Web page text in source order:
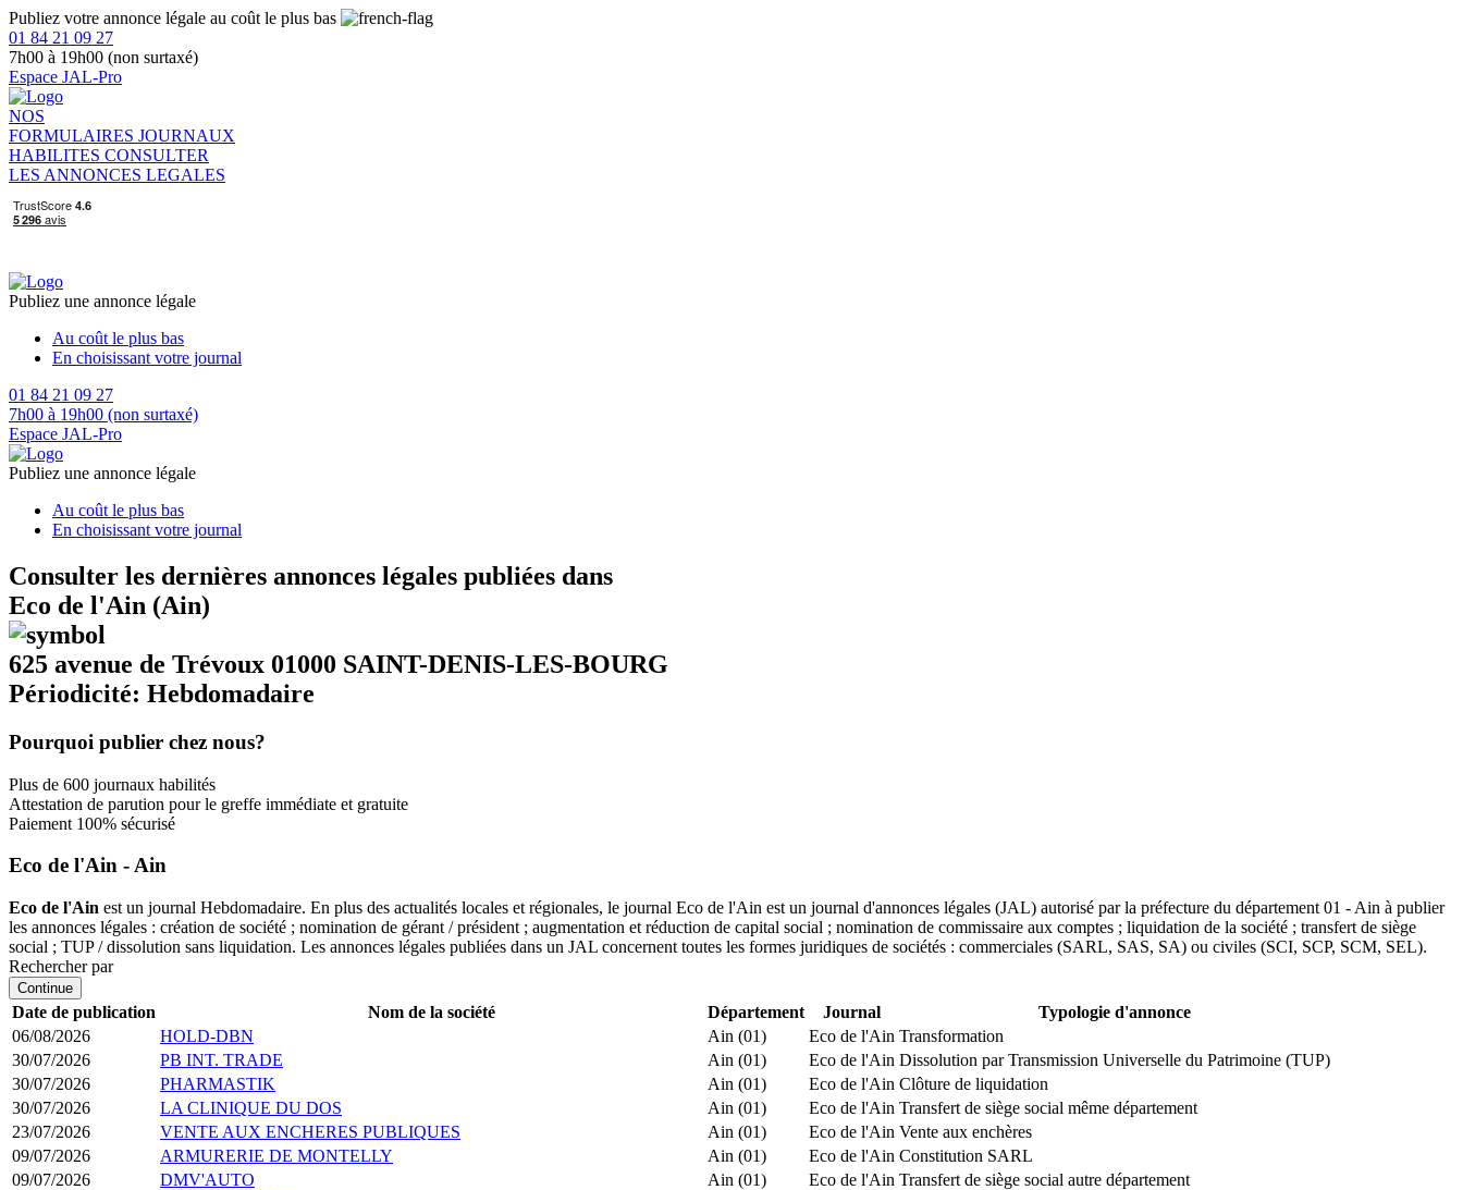
Publiez votre annonce légale au coût le plus bas
01 84 21 09 27
7h00 à 19h00 (non surtaxé)
Espace JAL-Pro
NOS
FORMULAIRES JOURNAUX
HABILITES CONSULTER
LES ANNONCES LEGALES
Publiez une annonce légale
Au coût le plus bas
En choisissant votre journal
01 84 21 09 27
7h00 à 19h00 (non surtaxé)
Espace JAL-Pro
Publiez une annonce légale
Au coût le plus bas
En choisissant votre journal
Consulter les dernières annonces légales publiées dans
Eco de l'Ain (Ain)
625 avenue de Trévoux 01000 SAINT-DENIS-LES-BOURG
Périodicité: Hebdomadaire
Pourquoi publier chez nous?
Plus de 600 journaux habilités
Attestation de parution pour le greffe immédiate et gratuite
Paiement 100% sécurisé
Eco de l'Ain - Ain
Eco de l'Ain est un journal Hebdomadaire. En plus des actualités locales et régionales, le journal Eco de l'Ain est un journal d'annonces légales (JAL) autorisé par la préfecture du département 01 - Ain à publier
les annonces légales : création de société ; nomination de gérant / président ; augmentation et réduction de capital social ; nomination de commissaire aux comptes ; liquidation de la société ; transfert de siège
social ; TUP / dissolution sans liquidation. Les annonces légales publiées dans un JAL concernent toutes les formes juridiques de sociétés : commerciales (SARL, SAS, SA) ou civiles (SCI, SCP, SCM, SEL).
Rechercher par
Continue
Date de publication Nom de la société Département Journal
Typologie d'annonce
06/08/2026
HOLD-DBN Ain (01) Eco de l'Ain Transformation
30/07/2026
PB INT. TRADE Ain (01) Eco de l'Ain Dissolution par Transmission Universelle du Patrimoine (TUP)
30/07/2026
PHARMASTIK Ain (01) Eco de l'Ain Clôture de liquidation
30/07/2026
LA CLINIQUE DU DOS Ain (01) Eco de l'Ain Transfert de siège social même département
23/07/2026
VENTE AUX ENCHERES PUBLIQUES Ain (01) Eco de l'Ain Vente aux enchères
09/07/2026
ARMURERIE DE MONTELLY Ain (01) Eco de l'Ain Constitution SARL
09/07/2026
DMV'AUTO Ain (01) Eco de l'Ain Transfert de siège social autre département